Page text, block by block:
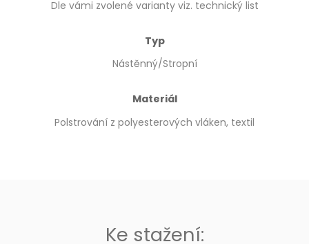
Dle vámi zvolené varianty viz. technický list
Typ
Nástěnný/Stropní
Materiál
Polstrování z polyesterových vláken, textil
Ke stažení: